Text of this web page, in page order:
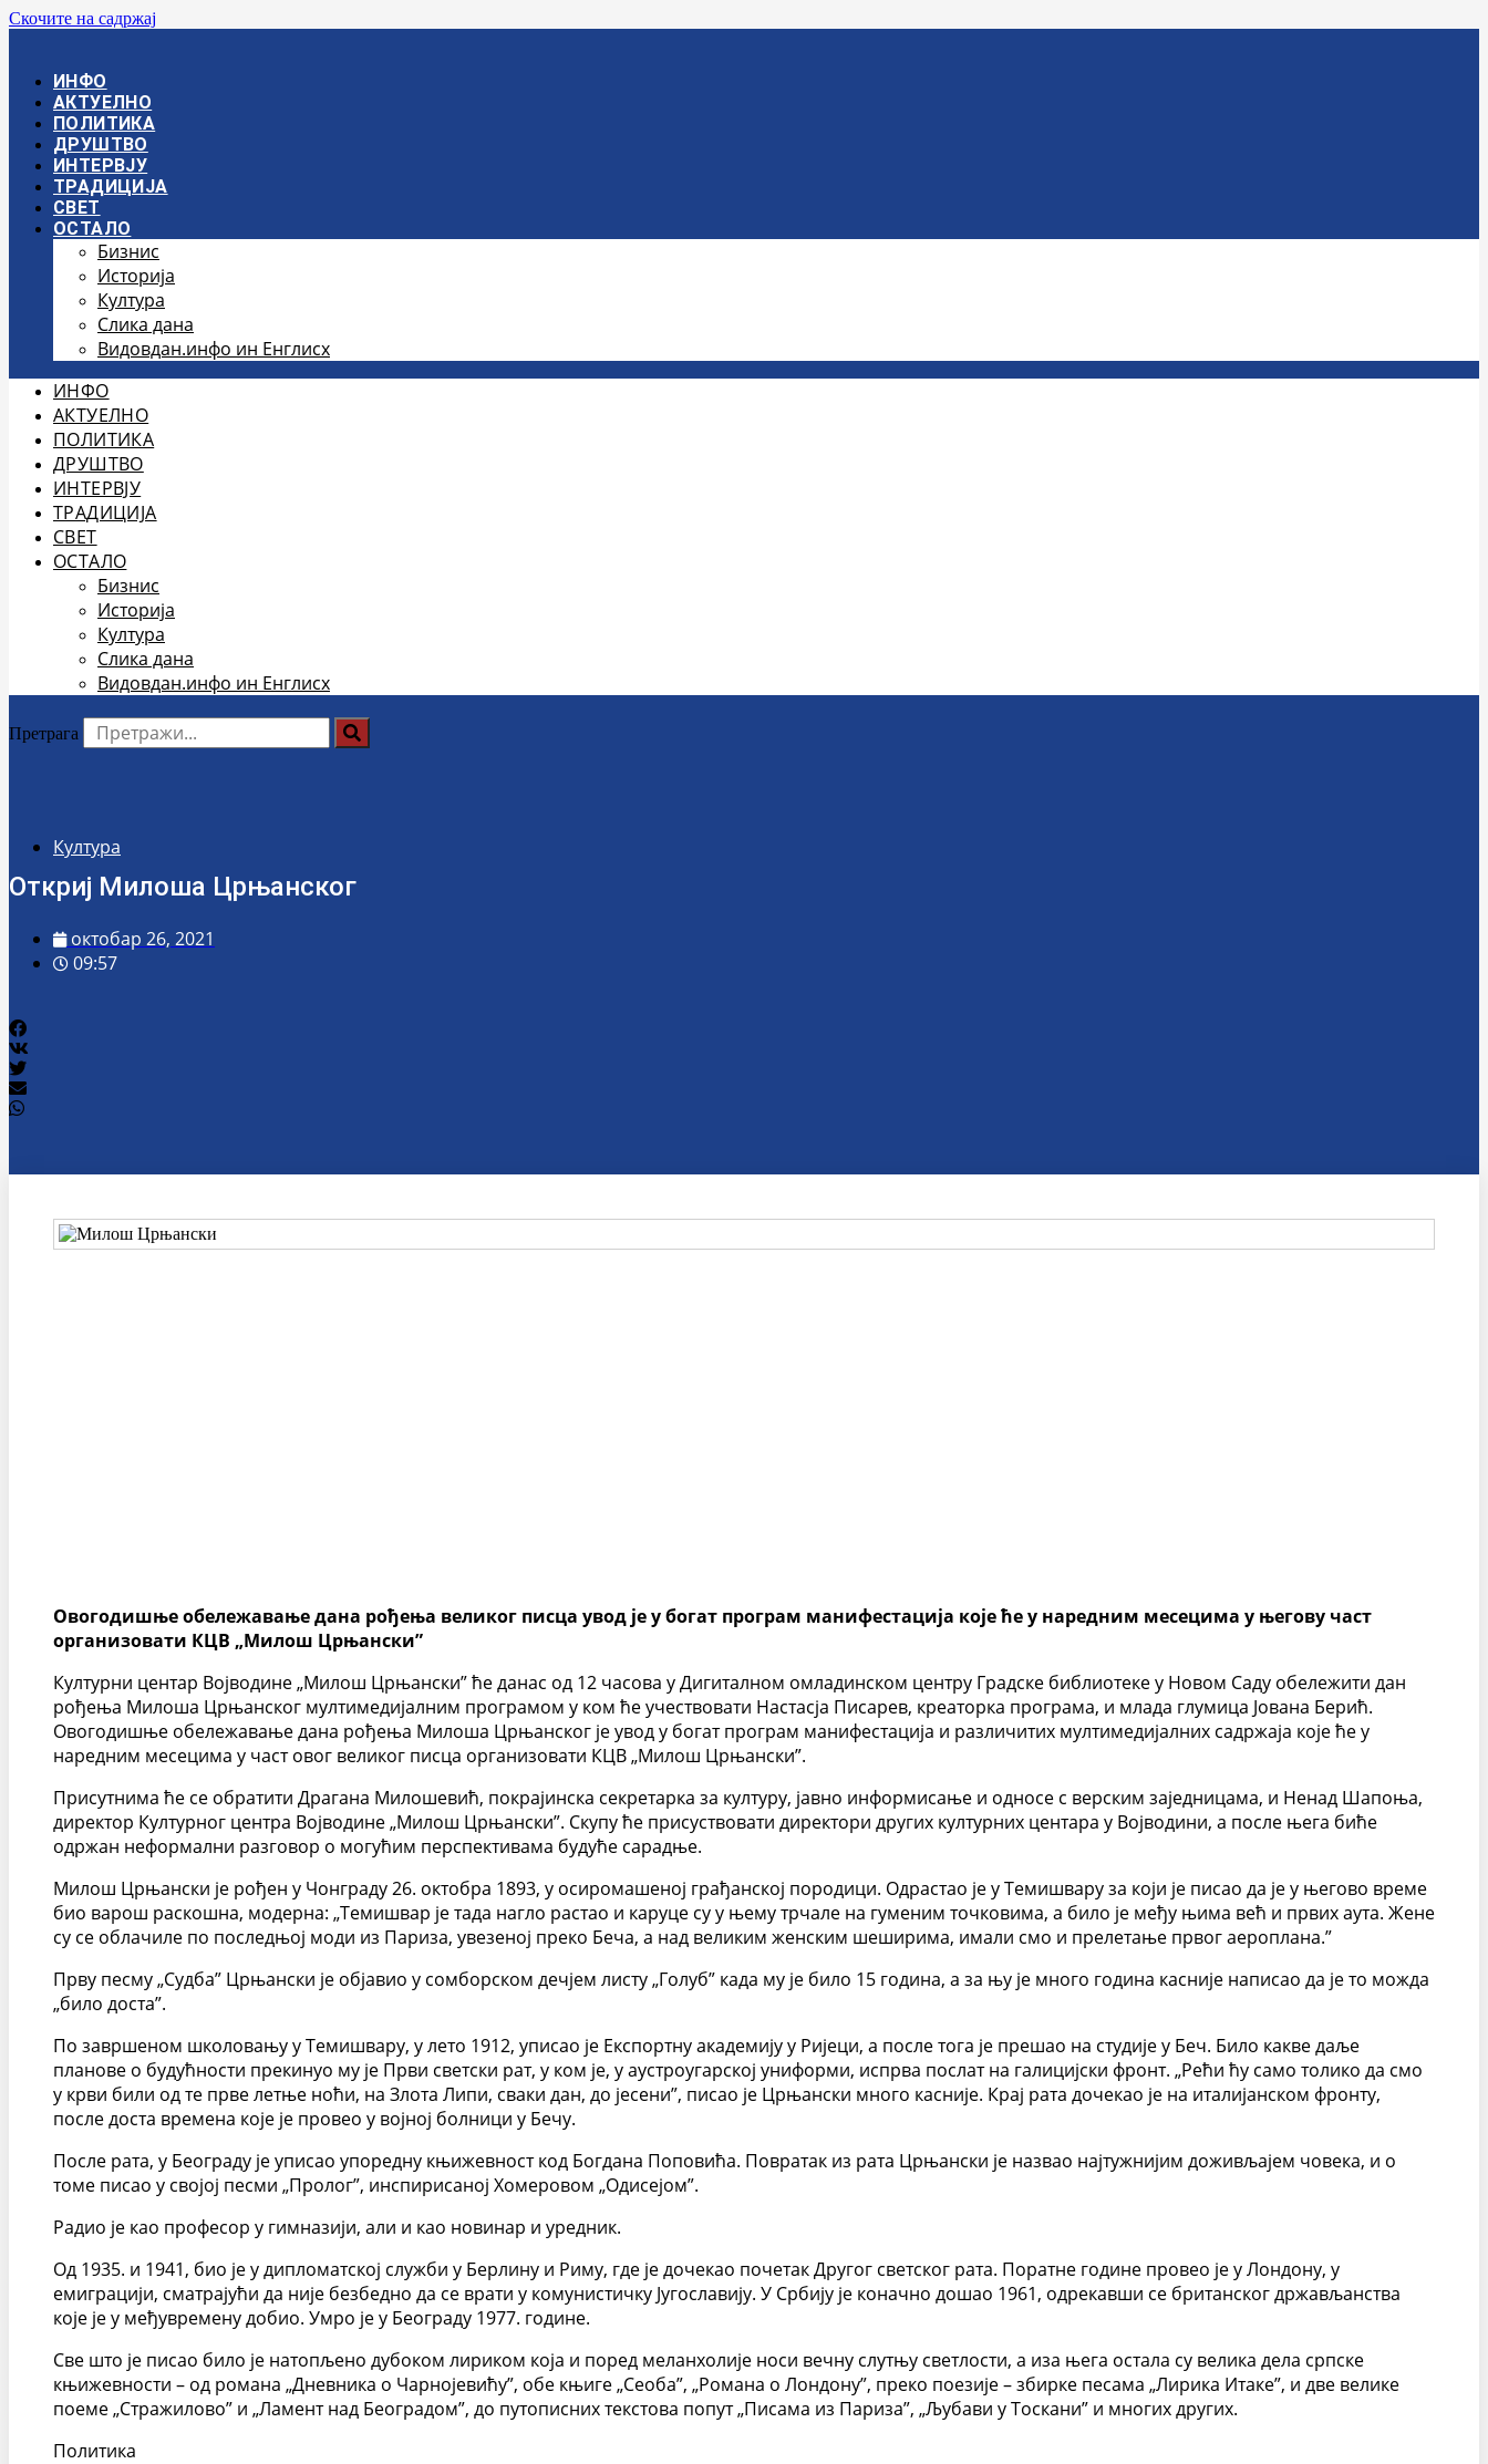
Скочите на садржај
ИНФО
АКТУЕЛНО
ПОЛИТИКА
ДРУШТВО
ИНТЕРВЈУ
ТРАДИЦИЈА
СВЕТ
ОСТАЛО
Бизнис
Историја
Култура
Слика дана
Видовдан.инфо ин Енглисх
ИНФО
АКТУЕЛНО
ПОЛИТИКА
ДРУШТВО
ИНТЕРВЈУ
ТРАДИЦИЈА
СВЕТ
ОСТАЛО
Бизнис
Историја
Култура
Слика дана
Видовдан.инфо ин Енглисх
Претрага
Култура
Откриј Милоша Црњанског
октобар 26, 2021
09:57
Овогодишње обележавање дана рођења великог писца увод је у богат програм манифестација које ће у наредним месецима у његову част
организовати КЦВ „Милош Црњански”
Културни центар Војводине „Милош Црњански” ће данас од 12 часова у Дигиталном омладинском центру Градске библиотеке у Новом Саду обележити дан
рођења Милоша Црњанског мултимедијалним програмом у ком ће учествовати Настасја Писарев, креаторка програма, и млада глумица Јована Берић.
Овогодишње обележавање дана рођења Милоша Црњанског је увод у богат програм манифестација и различитих мултимедијалних садржаја које ће у
наредним месецима у част овог великог писца организовати КЦВ „Милош Црњански”.
Присутнима ће се обратити Драгана Милошевић, покрајинска секретарка за културу, јавно информисање и односе с верским заједницама, и Ненад Шапоња,
директор Културног центра Војводине „Милош Црњански”. Скупу ће присуствовати директори других културних центара у Војводини, а после њега биће
одржан неформални разговор о могућим перспективама будуће сарадње.
Милош Црњански је рођен у Чонграду 26. октобра 1893, у осиромашеној грађанској породици. Одрастао је у Темишвару за који је писао да је у његово време
био варош раскошна, модерна: „Темишвар је тада нагло растао и каруце су у њему трчале на гуменим точковима, а било је међу њима већ и првих аута. Жене
су се облачиле по последњој моди из Париза, увезеној преко Беча, а над великим женским шеширима, имали смо и прелетање првог аероплана.”
Прву песму „Судба” Црњански је објавио у сомборском дечјем листу „Голуб” када му је било 15 година, а за њу је много година касније написао да је то можда
„било доста”.
По завршеном школовању у Темишвару, у лето 1912, уписао је Експортну академију у Ријеци, а после тога је прешао на студије у Беч. Било какве даље
планове о будућности прекинуо му је Први светски рат, у ком је, у аустроугарској униформи, испрва послат на галицијски фронт. „Рећи ћу само толико да смо
у крви били од те прве летње ноћи, на Злота Липи, сваки дан, до јесени”, писао је Црњански много касније. Крај рата дочекао је на италијанском фронту,
после доста времена које је провео у војној болници у Бечу.
После рата, у Београду је уписао упоредну књижевност код Богдана Поповића. Повратак из рата Црњански је назвао најтужнијим доживљајем човека, и о
томе писао у својој песми „Пролог”, инспирисаној Хомеровом „Одисејом”.
Радио је као професор у гимназији, али и као новинар и уредник.
Од 1935. и 1941, био је у дипломатској служби у Берлину и Риму, где је дочекао почетак Другог светског рата. Поратне године провео је у Лондону, у
емиграцији, сматрајући да није безбедно да се врати у комунистичку Југославију. У Србију је коначно дошао 1961, одрекавши се британског држављанства
које је у међувремену добио. Умро је у Београду 1977. године.
Све што је писао било је натопљено дубоком лириком која и поред меланхолије носи вечну слутњу светлости, а иза њега остала су велика дела српске
књижевности – од романа „Дневника о Чарнојевићу”, обе књиге „Сеоба”, „Романа о Лондону”, преко поезије – збирке песама „Лирика Итаке”, и две велике
поеме „Стражилово” и „Ламент над Београдом”, до путописних текстова попут „Писама из Париза”, „Љубави у Тоскани” и многих других.
Политика